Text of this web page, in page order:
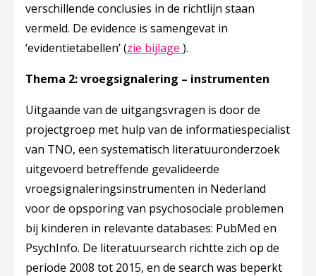
verschillende conclusies in de richtlijn staan
vermeld. De evidence is samengevat in
‘evidentietabellen’ (zie bijlage Deze linkt opent in een
).
Thema 2: vroegsignalering – instrumenten
Uitgaande van de uitgangsvragen is door de
projectgroep met hulp van de informatiespecialist
van TNO, een systematisch literatuuronderzoek
uitgevoerd betreffende gevalideerde
vroegsignaleringsinstrumenten in Nederland
voor de opsporing van psychosociale problemen
bij kinderen in relevante databases: PubMed en
PsychInfo. De literatuursearch richtte zich op de
periode 2008 tot 2015, en de search was beperkt